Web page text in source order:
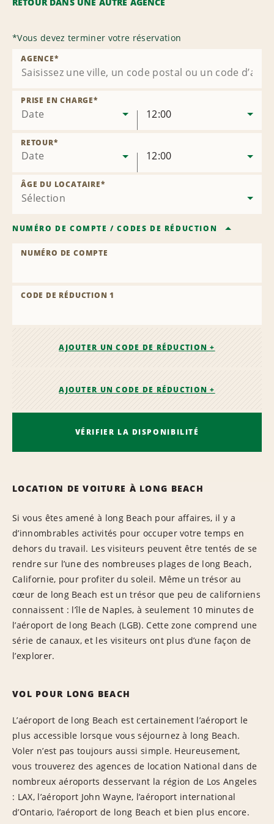
*Vous devez terminer votre réservation
AGENCE*
Date
PRISE EN CHARGE*
12:00
Date
RETOUR*
12:00
ÂGE DU LOCATAIRE*
NUMÉRO DE COMPTE /CODES DE RÉDUCTION
NUMÉRO DE COMPTE
CODE DE RÉDUCTION 1
AJOUTER UN CODE DE RÉDUCTION +
AJOUTER UN CODE DE RÉDUCTION +
VÉRIFIER LA DISPONIBILITÉ
LOCATION DE VOITURE À LONG BEACH
Si vous êtes amené à long Beach pour affaires, il y a
d’innombrables activités pour occuper votre temps en
dehors du travail. Les visiteurs peuvent être tentés de se
rendre sur l’une des nombreuses plages de long Beach,
Californie, pour profiter du soleil. Même un trésor au
cœur de long Beach est un trésor que peu de californiens
connaissent : l’île de Naples, à seulement 10 minutes de
l’aéroport de long Beach (LGB). Cette zone comprend une
série de canaux, et les visiteurs ont plus d’une façon de
l’explorer.
VOL POUR LONG BEACH
L’aéroport de long Beach est certainement l’aéroport le
plus accessible lorsque vous séjournez à long Beach.
Voler n’est pas toujours aussi simple. Heureusement,
vous trouverez des agences de location National dans de
nombreux aéroports desservant la région de Los Angeles
: LAX, l’aéroport John Wayne, l’aéroport international
d’Ontario, l’aéroport de long Beach et bien plus encore.